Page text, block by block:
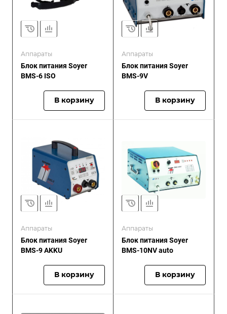
Аппараты
Блок питания Soyer
BMS-6 ISO
В корзину
Аппараты
Блок питания Soyer
BMS-9V
В корзину
Аппараты
Блок питания Soyer
BMS-9 AKKU
В корзину
Аппараты
Блок питания Soyer
BMS-10NV auto
В корзину